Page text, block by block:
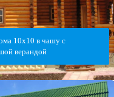
10х10 в чашу с
верандой